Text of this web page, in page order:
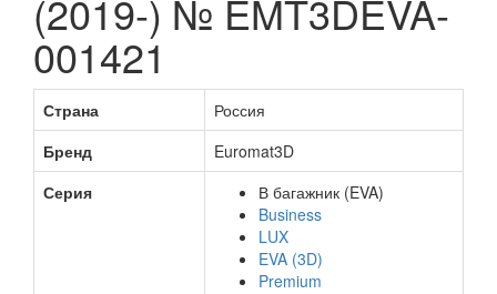
(2019-) № EMT3DEVA-
001421
Страна
Россия
Бренд
Euromat3D
Серия
В багажник (EVA)
Business
LUX
EVA (3D)
Premium